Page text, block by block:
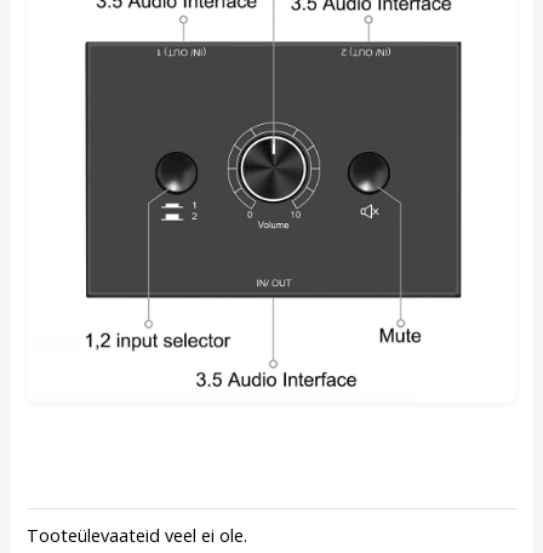
Tooteülevaateid veel ei ole.